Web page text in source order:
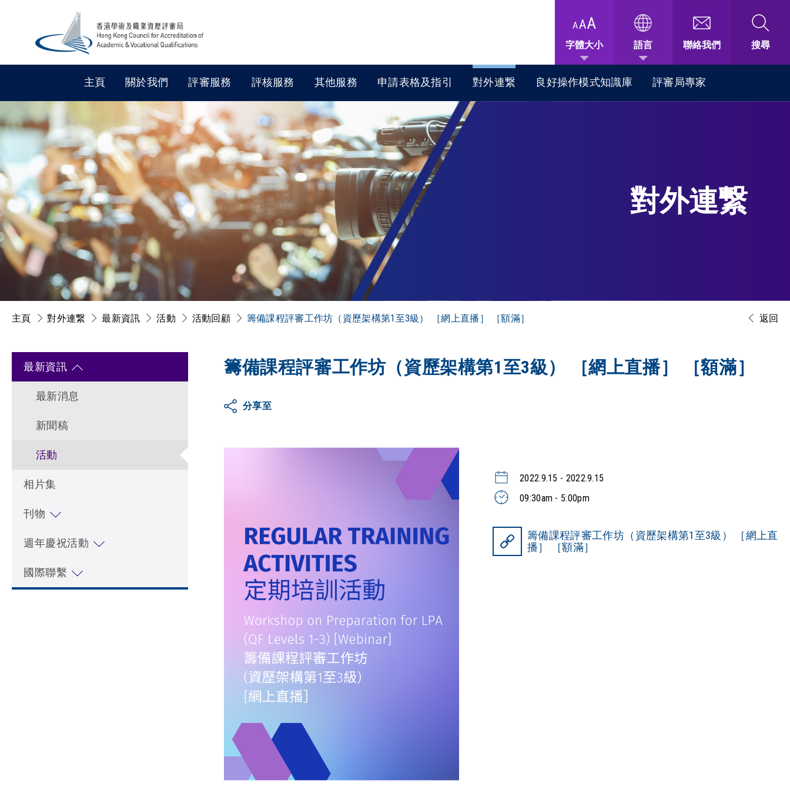
字體大小 語言 聯絡我們 搜尋
主頁 關於我們 評審服務 評核服務 其他服務 申請表格及指引 對外連繋 良好操作模式知識庫 評審局專家
對外連繋
返回
主頁 對外連繋 最新資訊 活動 活動回顧 籌備課程評審工作坊（資歷架構第1至3級） ［網上直播］ ［額滿］
最新資訊
最新消息
新聞稿
活動
相片集
刊物
週年慶祝活動
國際聯繫
籌備課程評審工作坊（資歷架構第1至3級） ［網上直播］ ［額滿］
分享至
2022.9.15 - 2022.9.15
09:30am - 5:00pm
籌備課程評審工作坊（資歷架構第1至3級） ［網上直
播］ ［額滿］